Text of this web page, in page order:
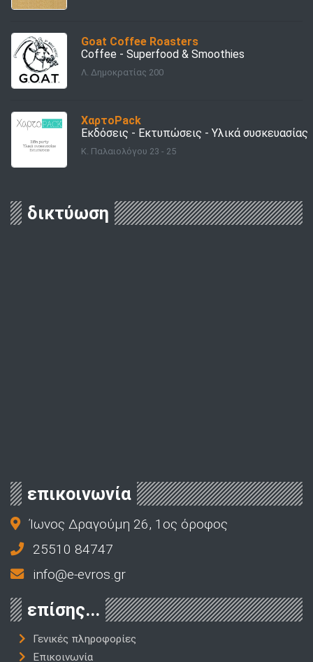
Goat Coffee Roasters
Coffee - Superfood & Smoothies
Λ. Δημοκρατίας 200
ΧαρτοPack
Εκδόσεις - Εκτυπώσεις - Υλικά συσκευασίας
Κ. Παλαιολόγου 23 - 25
δικτύωση
επικοινωνία
Ίωνος Δραγούμη 26, 1ος όροφος
25510 84747
info@e-evros.gr
επίσης...
Γενικές πληροφορίες
Επικοινωνία